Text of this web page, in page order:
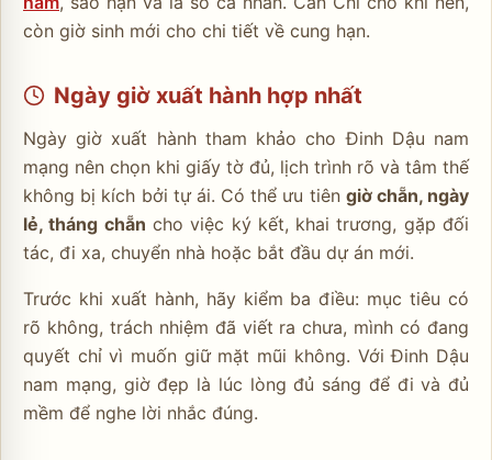
còn giờ sinh mới cho chi tiết về cung hạn.
Ngày giờ xuất hành hợp nhất
Ngày giờ xuất hành tham khảo cho Đinh Dậu nam
mạng nên chọn khi giấy tờ đủ, lịch trình rõ và tâm thế
không bị kích bởi tự ái. Có thể ưu tiên giờ chẵn, ngày
lẻ, tháng chẵn cho việc ký kết, khai trương, gặp đối
tác, đi xa, chuyển nhà hoặc bắt đầu dự án mới.
Trước khi xuất hành, hãy kiểm ba điều: mục tiêu có
rõ không, trách nhiệm đã viết ra chưa, mình có đang
quyết chỉ vì muốn giữ mặt mũi không. Với Đinh Dậu
nam mạng, giờ đẹp là lúc lòng đủ sáng để đi và đủ
mềm để nghe lời nhắc đúng.